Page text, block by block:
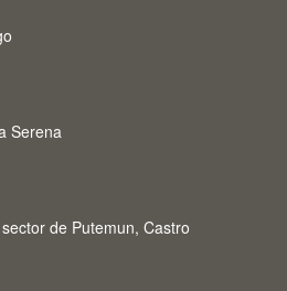
Serena
de Putemun, Castro